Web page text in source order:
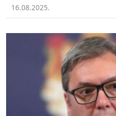
16.08.2025.